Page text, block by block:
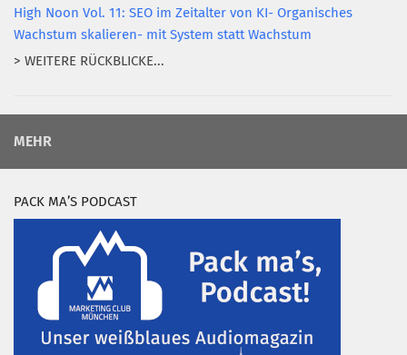
High Noon Vol. 11: SEO im Zeitalter von KI- Organisches
Wachstum skalieren- mit System statt Wachstum
> WEITERE RÜCKBLICKE...
MEHR
PACK MA’S PODCAST